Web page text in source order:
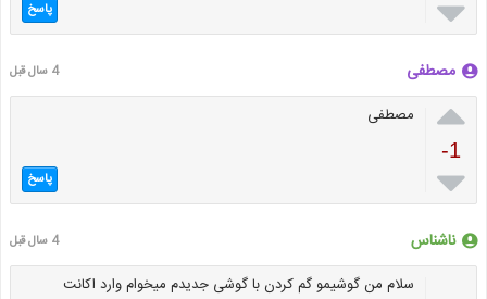
 پاسخ
مصطفی 4 سال قبل

-1

مصطفی
پاسخ
ناشناس 4 سال قبل
سلام من گوشیمو گم کردن با گوشی جدیدم میخوام وارد اکانت